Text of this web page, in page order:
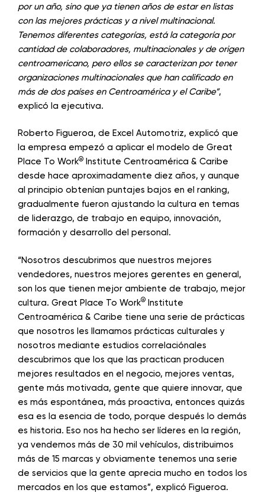
por un año, sino que ya tienen años de estar en listas
con las mejores prácticas y a nivel multinacional.
Tenemos diferentes categorías, está la categoría por
cantidad de colaboradores, multinacionales y de origen
centroamericano, pero ellos se caracterizan por tener
organizaciones multinacionales que han calificado en
más de dos países en Centroamérica y el Caribe”,
explicó la ejecutiva.
Roberto Figueroa, de Excel Automotriz, explicó que
la empresa empezó a aplicar el modelo de Great
Place To Work® Institute Centroamérica & Caribe
desde hace aproximadamente diez años, y aunque
al principio obtenían puntajes bajos en el ranking,
gradualmente fueron ajustando la cultura en temas
de liderazgo, de trabajo en equipo, innovación,
formación y desarrollo del personal.
“Nosotros descubrimos que nuestros mejores
vendedores, nuestros mejores gerentes en general,
son los que tienen mejor ambiente de trabajo, mejor
cultura. Great Place To Work® Institute
Centroamérica & Caribe tiene una serie de prácticas
que nosotros les llamamos prácticas culturales y
nosotros mediante estudios correlaciónales
descubrimos que los que las practican producen
mejores resultados en el negocio, mejores ventas,
gente más motivada, gente que quiere innovar, que
es más espontánea, más proactiva, entonces quizás
esa es la esencia de todo, porque después lo demás
es historia. Eso nos ha hecho ser líderes en la región,
ya vendemos más de 30 mil vehículos, distribuimos
más de 15 marcas y obviamente tenemos una serie
de servicios que la gente aprecia mucho en todos los
mercados en los que estamos”, explicó Figueroa.